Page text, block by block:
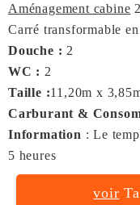
Aménagement cabine
Carré transformable
Douche : 2
WC : 2
Taille :11,20m x
Carburant &
Information : Le
5 heures
voir